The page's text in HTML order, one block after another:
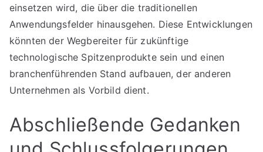
einsetzen wird, die über die traditionellen
Anwendungsfelder hinausgehen. Diese Entwicklungen
könnten der Wegbereiter für zukünftige
technologische Spitzenprodukte sein und einen
branchenführenden Stand aufbauen, der anderen
Unternehmen als Vorbild dient.
Abschließende Gedanken